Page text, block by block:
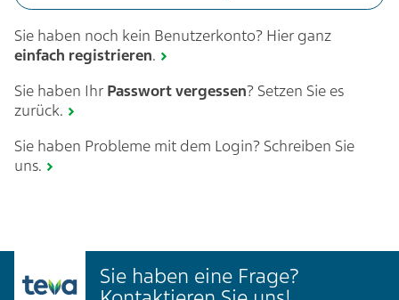
Sie haben noch kein Benutzerkonto? Hier ganz
einfach registrieren.
Sie haben Ihr Passwort vergessen? Setzen Sie es
zurück.
Sie haben Probleme mit dem Login? Schreiben Sie
uns.
Sie haben eine Frage?